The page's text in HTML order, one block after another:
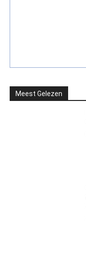
Meest Gelezen